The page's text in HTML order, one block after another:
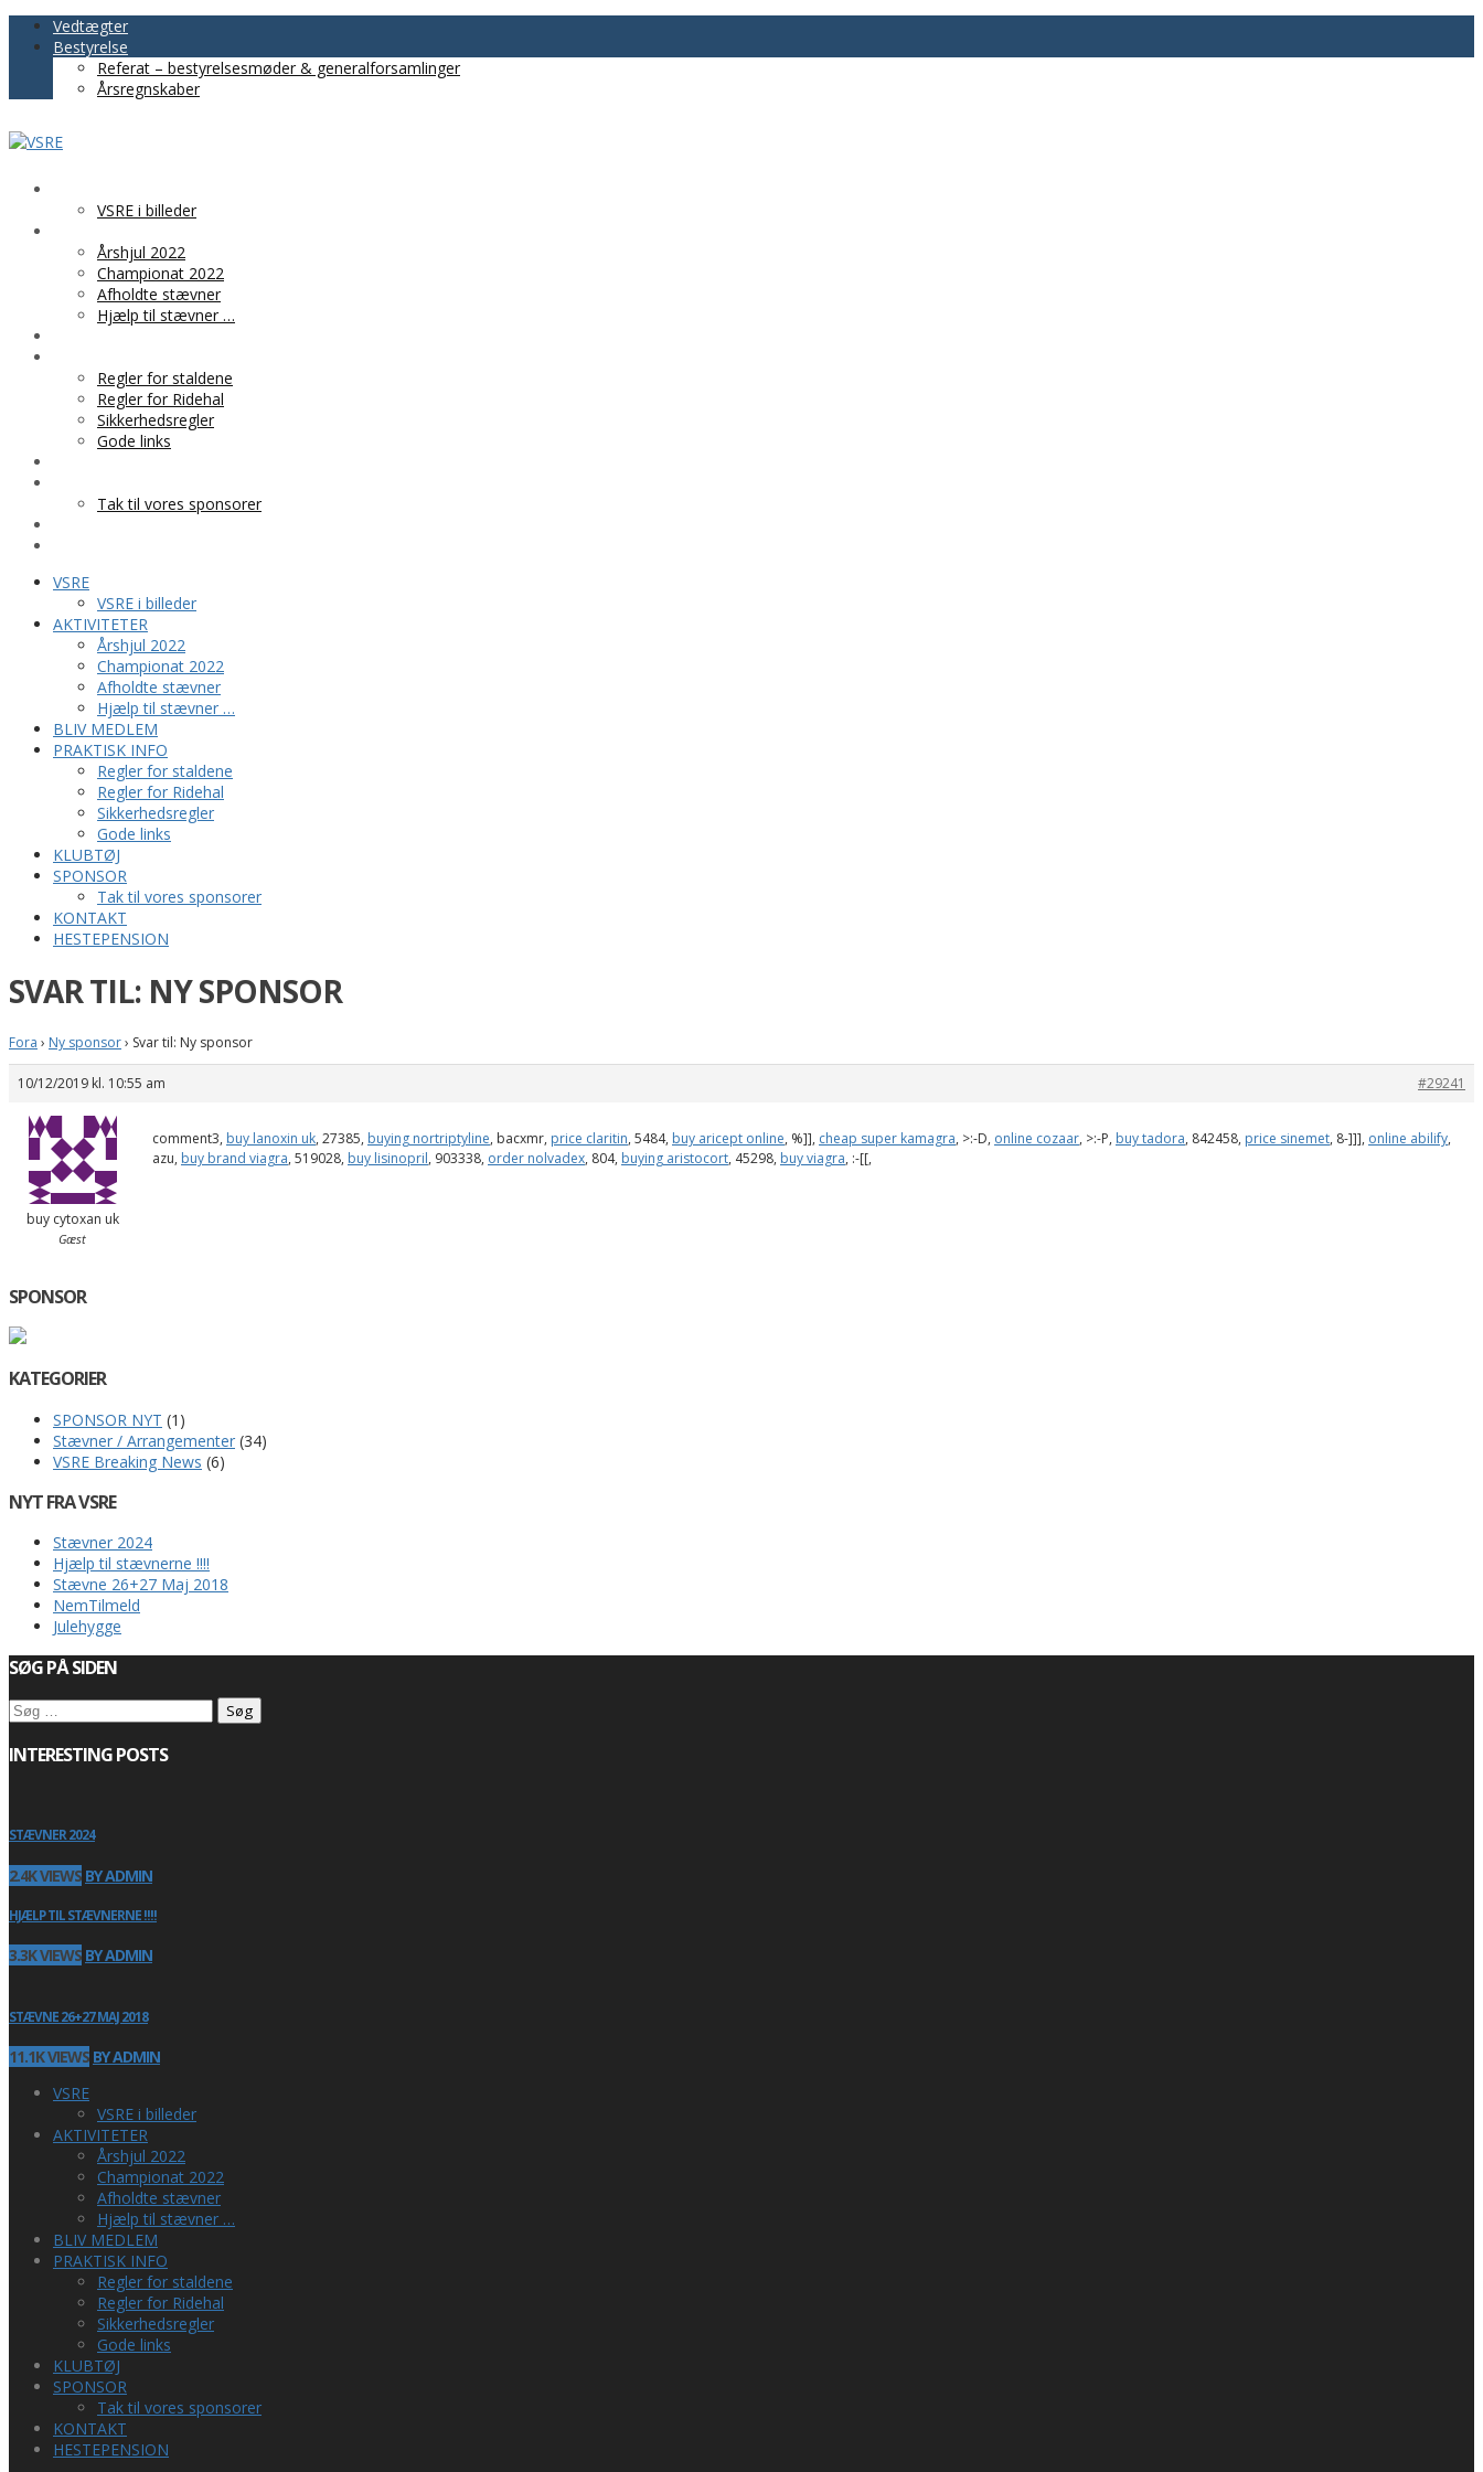
Vedtægter
Bestyrelse
Referat – bestyrelsesmøder & generalforsamlinger
Årsregnskaber
VSRE i billeder
Årshjul 2022
Championat 2022
Afholdte stævner
Hjælp til stævner …
Regler for staldene
Regler for Ridehal
Sikkerhedsregler
Gode links
Tak til vores sponsorer
VSRE
VSRE i billeder
AKTIVITETER
Årshjul 2022
Championat 2022
Afholdte stævner
Hjælp til stævner …
BLIV MEDLEM
PRAKTISK INFO
Regler for staldene
Regler for Ridehal
Sikkerhedsregler
Gode links
KLUBTØJ
SPONSOR
Tak til vores sponsorer
KONTAKT
HESTEPENSION
SVAR TIL: NY SPONSOR
Fora › Ny sponsor› Svar til: Ny sponsor
10/12/2019 kl. 10:55 am #29241
buy cytoxan uk
Gæst
comment3, buy lanoxin uk, 27385, buying nortriptyline, bacxmr, price claritin, 5484, buy aricept online, %]], cheap super kamagra, >:-D, online cozaar, >:-P, buy tadora, 842458, price sinemet, 8-]]], online abilify,
azu, buy brand viagra, 519028, buy lisinopril, 903338, order nolvadex, 804, buying aristocort, 45298, buy viagra, :-[[,
SPONSOR
KATEGORIER
SPONSOR NYT (1)
Stævner / Arrangementer (34)
VSRE Breaking News (6)
NYT FRA VSRE
Stævner 2024
Hjælp til stævnerne !!!!
Stævne 26+27 Maj 2018
NemTilmeld
Julehygge
SØG PÅ SIDEN
Søg
efter:
INTERESTING POSTS
STÆVNER 2024
2.4K VIEWS BY ADMIN
HJÆLP TIL STÆVNERNE !!!!
3.3K VIEWS BY ADMIN
STÆVNE 26+27 MAJ 2018
11.1K VIEWS BY ADMIN
VSRE
VSRE i billeder
AKTIVITETER
Årshjul 2022
Championat 2022
Afholdte stævner
Hjælp til stævner …
BLIV MEDLEM
PRAKTISK INFO
Regler for staldene
Regler for Ridehal
Sikkerhedsregler
Gode links
KLUBTØJ
SPONSOR
Tak til vores sponsorer
KONTAKT
HESTEPENSION